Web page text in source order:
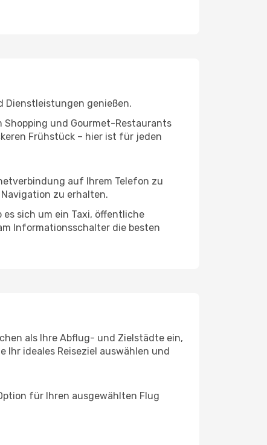
Dienstleistungen genießen.
Shopping und Gourmet-Restaurants
Frühstück – hier ist für jeden
auf Ihrem Telefon zu
zu erhalten.
sich um ein Taxi, öffentliche
Informationsschalter die besten
als Ihre Abflug- und Zielstädte ein,
Ihr ideales Reiseziel auswählen und
für Ihren ausgewählten Flug